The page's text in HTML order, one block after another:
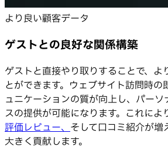
より良い顧客データ
ゲストとの良好な関係構築
ゲストと直接やり取りすることで、よ
とができます。ウェブサイト訪問時の
ュニケーションの質が向上し、パー
スの提供が可能になります。これによ
評価レビュー、 そして口コミ紹介が
大きく貢献します。